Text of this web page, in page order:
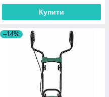
Купити
–14%